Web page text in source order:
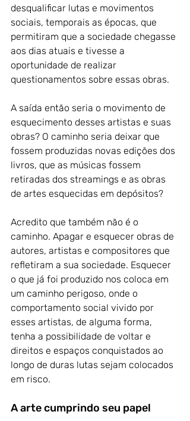
desqualificar lutas e movimentos
sociais, temporais as épocas, que
permitiram que a sociedade chegasse
aos dias atuais e tivesse a
oportunidade de realizar
questionamentos sobre essas obras.
A saída então seria o movimento de
esquecimento desses artistas e suas
obras? O caminho seria deixar que
fossem produzidas novas edições dos
livros, que as músicas fossem
retiradas dos streamings e as obras
de artes esquecidas em depósitos?
Acredito que também não é o
caminho. Apagar e esquecer obras de
autores, artistas e compositores que
refletiram a sua sociedade. Esquecer
o que já foi produzido nos coloca em
um caminho perigoso, onde o
comportamento social vivido por
esses artistas, de alguma forma,
tenha a possibilidade de voltar e
direitos e espaços conquistados ao
longo de duras lutas sejam colocados
em risco.
A arte cumprindo seu papel